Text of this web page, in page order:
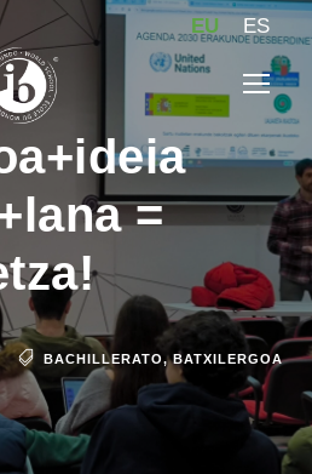
EU ES
=
BACHILLERATO, BATXILERGOA